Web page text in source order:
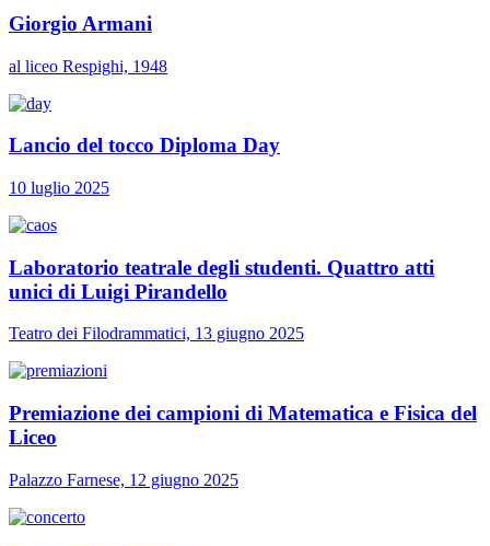
Giorgio Armani
al liceo Respighi, 1948
Lancio del tocco Diploma Day
10 luglio 2025
Laboratorio teatrale degli studenti. Quattro atti
unici di Luigi Pirandello
Teatro dei Filodrammatici, 13 giugno 2025
Premiazione dei campioni di Matematica e Fisica del
Liceo
Palazzo Farnese, 12 giugno 2025